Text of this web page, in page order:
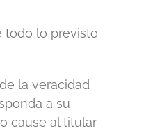
todo lo previsto
la veracidad
a su
cause al titular